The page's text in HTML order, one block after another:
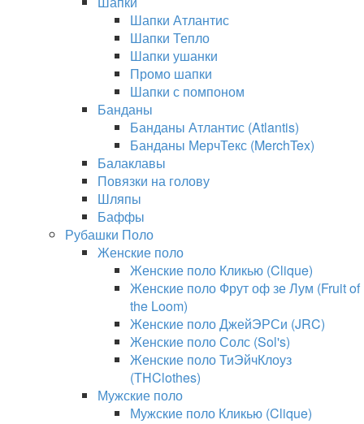
Шапки Атлантис
Шапки Тепло
Шапки ушанки
Промо шапки
Шапки с помпоном
Банданы
Банданы Атлантис (Atlantis)
Банданы МерчТекс (MerchTex)
Балаклавы
Повязки на голову
Шляпы
Баффы
Рубашки Поло
Женские поло
Женские поло Кликью (Clique)
Женские поло Фрут оф зе Лум (Fruit of
the Loom)
Женские поло ДжейЭРСи (JRC)
Женские поло Солс (Sol's)
Женские поло ТиЭйчКлоуз
(THClothes)
Мужские поло
Мужские поло Кликью (Clique)